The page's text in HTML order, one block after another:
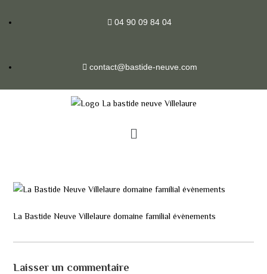
04 90 09 84 04
contact@bastide-neuve.com
La Bastide Neuve Villelaure domaine familial évènements
Laisser un commentaire